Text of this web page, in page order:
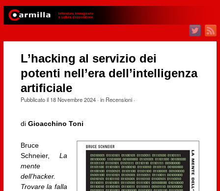
L’hacking al servizio dei
potenti nell’era dell’intelligenza
artificiale
Pubblicato il 18 Novembre 2024· in Recensioni·
di Gioacchino Toni
Bruce
Schneier,
La
mente
dell’hacker.
Trovare la falla